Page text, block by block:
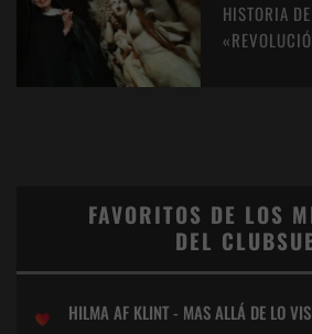
HISTORIA
FAVORITOS DE LOS
DEL
HILMA AF KLINT - MAS ALLÁ DE LO